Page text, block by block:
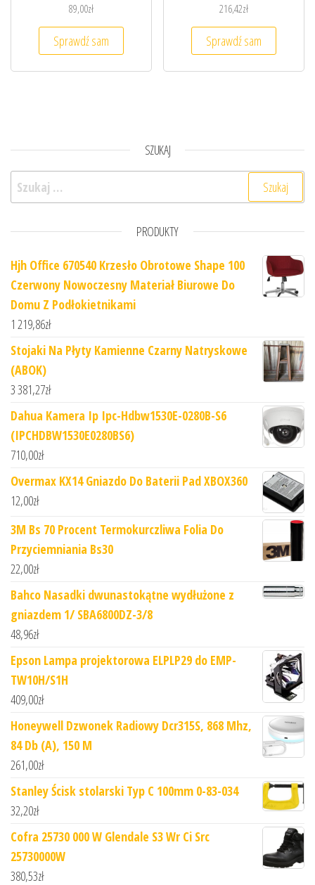
89,00zł
Sprawdź sam
216,42zł
Sprawdź sam
SZUKAJ
Szukaj:
PRODUKTY
Hjh Office 670540 Krzesło Obrotowe Shape 100
Czerwony Nowoczesny Materiał Biurowe Do
Domu Z Podłokietnikami
1 219,86zł
Stojaki Na Płyty Kamienne Czarny Natryskowe
(ABOK)
3 381,27zł
Dahua Kamera Ip Ipc-Hdbw1530E-0280B-S6
(IPCHDBW1530E0280BS6)
710,00zł
Overmax KX14 Gniazdo Do Baterii Pad XBOX360
12,00zł
3M Bs 70 Procent Termokurczliwa Folia Do
Przyciemniania Bs30
22,00zł
Bahco Nasadki dwunastokątne wydłużone z
gniazdem 1/ SBA6800DZ-3/8
48,96zł
Epson Lampa projektorowa ELPLP29 do EMP-
TW10H/S1H
409,00zł
Honeywell Dzwonek Radiowy Dcr315S, 868 Mhz,
84 Db (A), 150 M
261,00zł
Stanley Ścisk stolarski Typ C 100mm 0-83-034
32,20zł
Cofra 25730 000 W Glendale S3 Wr Ci Src
25730000W
380,53zł